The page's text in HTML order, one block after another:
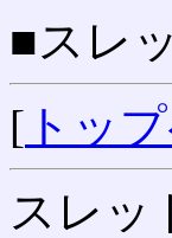
■スレ
[ トッ
スレッ